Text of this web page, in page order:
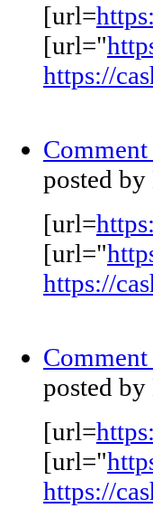
[url=
[url="
https://
posted
[url=
[url="
https://
posted
[url=
[url="
https://